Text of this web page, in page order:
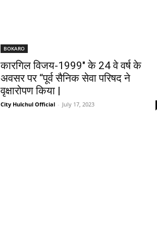
BOKARO
कारगिल विजय-1999″ के 24 वे वर्ष के
अवसर पर “पूर्व सैनिक सेवा परिषद ने
वृक्षारोपण किया |
City Hulchul Official - July 17, 2023